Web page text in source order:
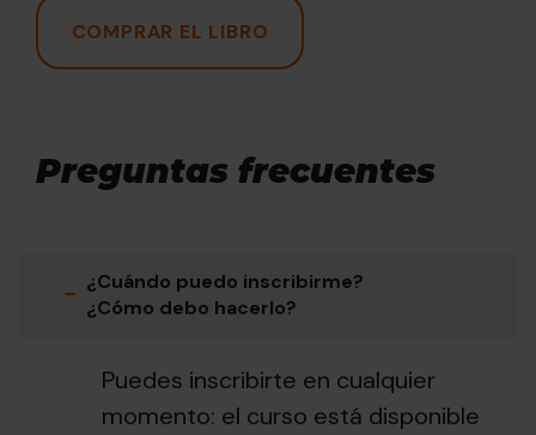
COMPRAR EL LIBRO
Preguntas frecuentes
− ¿Cuándo puedo inscribirme?
¿Cómo debo hacerlo?
Puedes inscribirte en cualquier
momento: el curso está disponible